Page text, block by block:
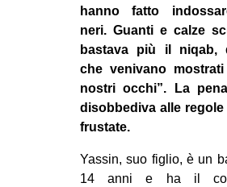
hanno fatto
neri. Guanti e calze
bastava più il niqab,
che venivano
nostri occhi”. La
disobbediva alle regole
frustate.
Yassin, suo figlio, è un
14 anni e ha il